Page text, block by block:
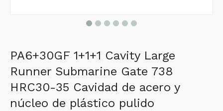
PA6+30GF 1+1+1 Cavity Large
Runner Submarine Gate 738
HRC30-35 Cavidad de acero y
núcleo de plástico pulido